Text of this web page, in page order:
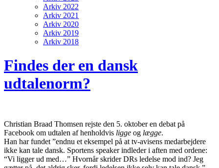
Arkiv 2022
Arkiv 2021
Arkiv 2020
Arkiv 2019
Arkiv 2018
Findes der en dansk
udtalenorm?
Christian Braad Thomsen rejste den 5. oktober en debat på
Facebook om udtalen af henholdvis ligge og lægge.
Han har fundet ”endnu et eksempel på at tv-avisens medarbejdere
ikke kan tale dansk. Sportens speaker indleder i aften med ordene:
“Vi ligger ud med…” Hvornår skrider DRs ledelse mod ind? Jeg